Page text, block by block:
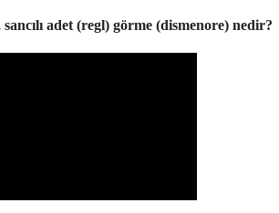
sancılı adet (regl) görme (dismenore) nedir?